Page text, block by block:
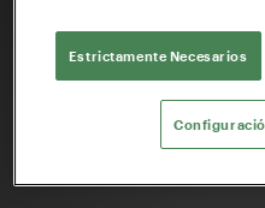
Estrictamente Necesarios